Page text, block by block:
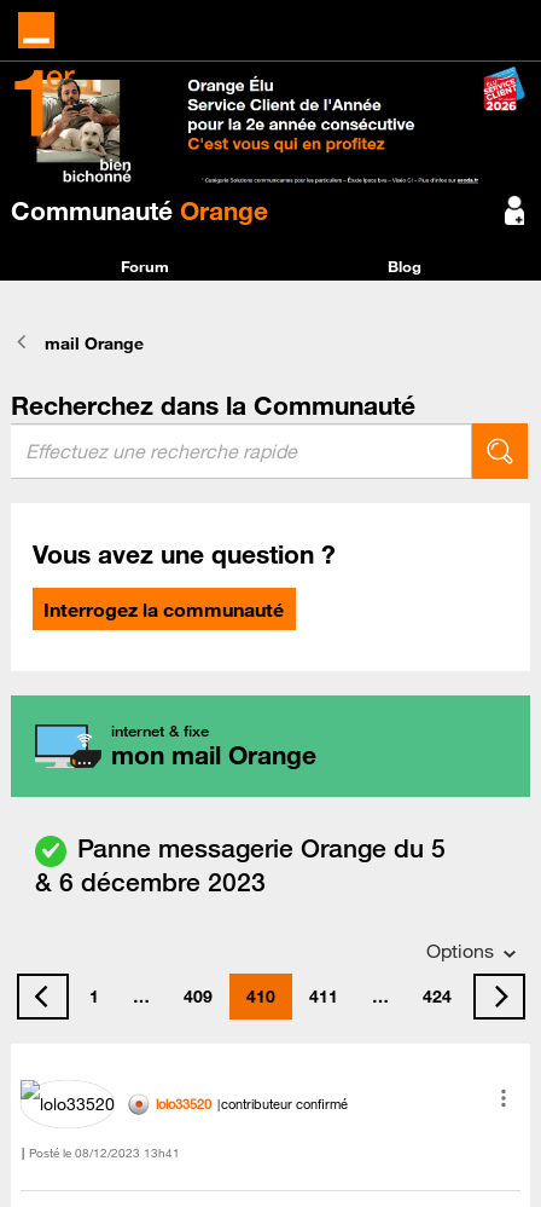
Communauté Orange
Forum Blog
mail Orange
Recherchez dans la Communauté
Vous avez une question ?
Interrogez la communauté
internet & fixe
mon mail Orange
Panne messagerie Orange du 5
& 6 décembre 2023
Options
1 … 409 410 411 … 424
lolo33520 contributeur confirmé
Posté le ‎08/12/2023 13h41